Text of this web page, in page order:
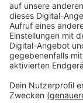
Anzeige
Weitere
Anzeige